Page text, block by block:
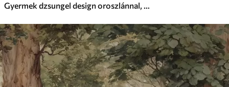
Gyermek dzsungel design oroszlánnal, zsiráffal, elefánttal és papagájokkal